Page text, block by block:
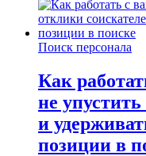
Поиск персонала
Как
не
и
позиции в